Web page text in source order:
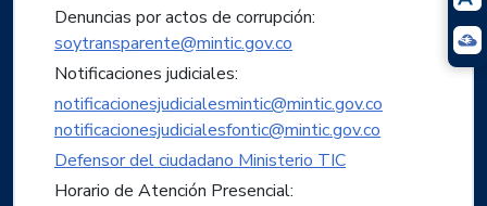
Denuncias por actos de corrupción:
soytransparente@mintic.gov.co
Notificaciones judiciales:
notificacionesjudicialesmintic@mintic.gov.co
notificacionesjudicialesfontic@mintic.gov.co
Defensor del ciudadano Ministerio TIC
Horario de Atención Presencial: